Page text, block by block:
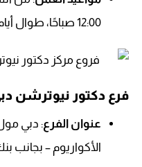
12:00 صباحًا، طوال أيام الأسبوع.
فرع دكتور نيوترشن
عنوان الفرع
الأكواريوم – بجانب